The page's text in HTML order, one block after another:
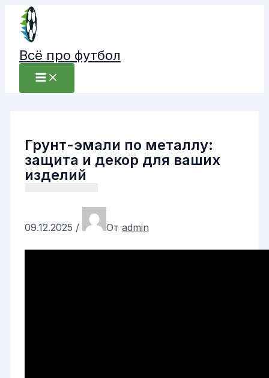
Перейти
содержимому
Всё про футбол
Грунт-эмали по металлу:
защита и декор для ваших
изделий
09.12.2025 / От admin